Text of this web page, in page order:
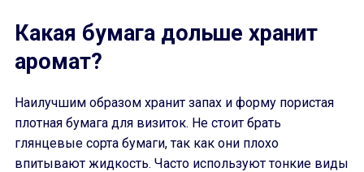
Какая бумага дольше хранит
аромат?
Наилучшим образом хранит запах и форму пористая
плотная бумага для визиток. Не стоит брать
глянцевые сорта бумаги, так как они плохо
впитывают жидкость. Часто используют тонкие виды